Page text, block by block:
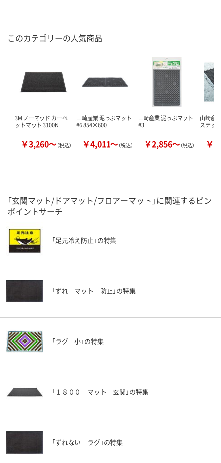
このカテゴリーの人気商品
3M ノーマッド カーペ
ットマット 3100N
￥3,260～（税込）
山崎産業 泥っぷマット
#6 854×600
￥4,011～（税込）
山崎産業 泥っぷマット
#3
￥2,856～（税込）
山崎産
ステップ
￥
「玄関マット/ドアマット/フロアーマット」に関連するピン
ポイントサーチ
「足元冷え防止」の特集
「ずれ マット 防止」の特集
「ラグ 小」の特集
「１８００ マット 玄関」の特集
「ずれない ラグ」の特集